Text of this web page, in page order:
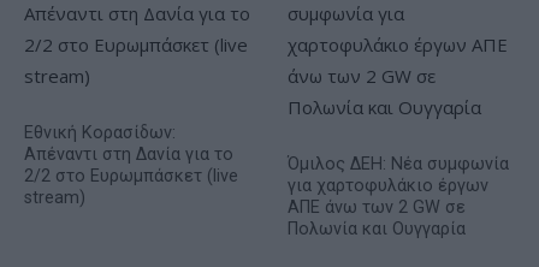
Εθνική Κορασίδων:
Απέναντι στη Δανία για το
2/2 στο Ευρωμπάσκετ (live
stream)
Όμιλος ΔΕΗ: Νέα συμφωνία
για χαρτοφυλάκιο έργων
ΑΠΕ άνω των 2 GW σε
Πολωνία και Ουγγαρία